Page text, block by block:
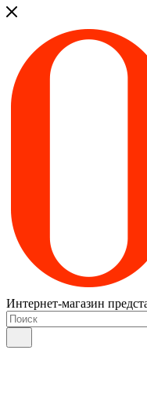
Интернет-магазин